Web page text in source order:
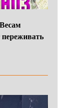
переживать